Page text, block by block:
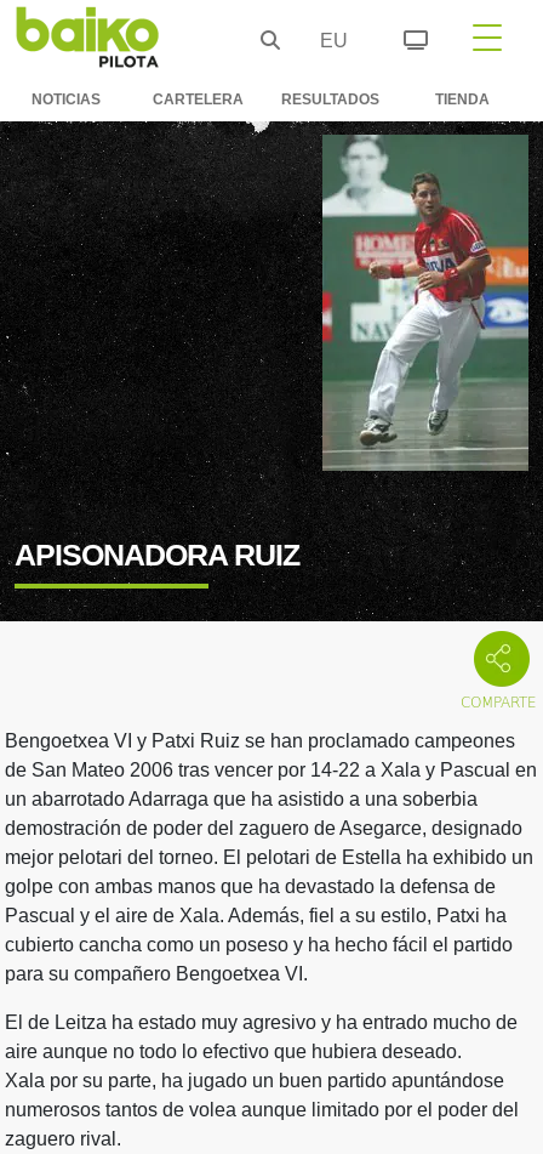
EU
NOTICIAS CARTELERA RESULTADOS TIENDA
APISONADORA RUIZ
Bengoetxea VI y Patxi Ruiz se han proclamado campeones
de San Mateo 2006 tras vencer por 14-22 a Xala y Pascual en
un abarrotado Adarraga que ha asistido a una soberbia
demostración de poder del zaguero de Asegarce, designado
mejor pelotari del torneo. El pelotari de Estella ha exhibido un
golpe con ambas manos que ha devastado la defensa de
Pascual y el aire de Xala. Además, fiel a su estilo, Patxi ha
cubierto cancha como un poseso y ha hecho fácil el partido
para su compañero Bengoetxea VI.
El de Leitza ha estado muy agresivo y ha entrado mucho de
aire aunque no todo lo efectivo que hubiera deseado.
Xala por su parte, ha jugado un buen partido apuntándose
numerosos tantos de volea aunque limitado por el poder del
zaguero rival.